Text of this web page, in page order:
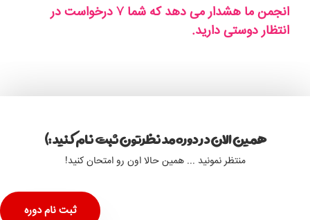
انجمن ما هشدار می دهد که شما 10 درخواست در
انتظار دوستی دارید.
همین الان در دوره مد نظرتون ثبت نام کنید :)
منتظر نمونید ... همین حالا اون رو امتحان کنید!
ثبت نام دوره